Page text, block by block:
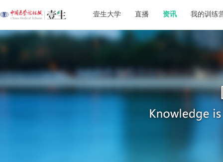
壹生大学 直播 资讯 我的训练